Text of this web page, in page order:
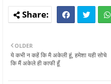
OLDER
ये कभी न कहें कि मै अकेली हूं, हमेशा यही सोचे
कि मैं अकेले ही काफी हूँ